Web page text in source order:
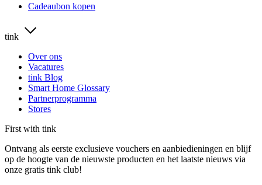
Cadeaubon kopen
tink
Over ons
Vacatures
tink Blog
Smart Home Glossary
Partnerprogramma
Stores
First with tink
Ontvang als eerste exclusieve vouchers en aanbiedieningen en blijf
op de hoogte van de nieuwste producten en het laatste nieuws via
onze gratis tink club!